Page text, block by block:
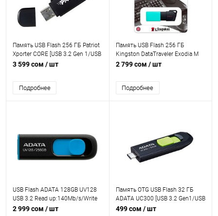
Память USB Flash 256 ГБ Patriot
Xporter CORE [USB 3.2 Gen 1/USB
Type-A, до 80 Мбайт/сек,
3 599 сом / шт
Подробнее
Память USB Flash 256 ГБ
Kingston DataTraveler Exodia M
[DTXM/256GB] [USB 3.2
(слайдер), пластик]
2 799 сом / шт
Подробнее
USB Flash ADATA 128GB UV128
USB 3.2 Read up:140Mb/s/Write
up:65Mb/s Black-Blue
2 999 сом / шт
Память OTG USB Flash 32 ГБ
ADATA UC300 [USB 3.2 Gen1/USB
Type-C, до 100 Мбайт/сек,
499 сом / шт